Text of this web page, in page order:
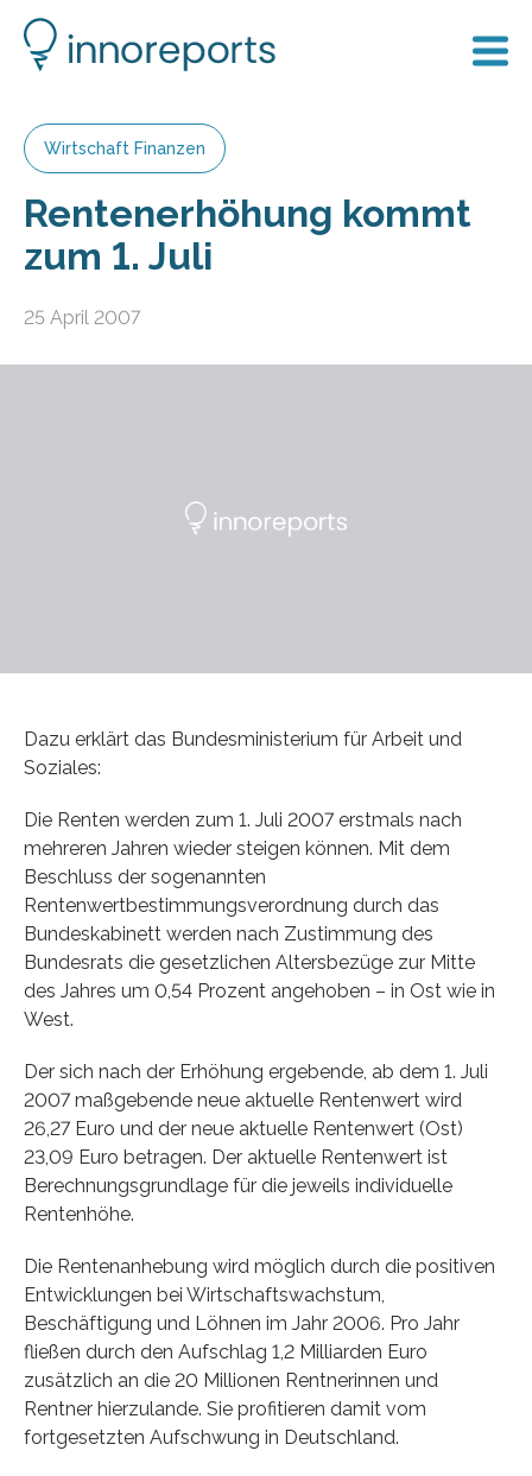
Wirtschaft Finanzen
Rentenerhöhung kommt
zum 1. Juli
25 April 2007
Dazu erklärt das Bundesministerium für Arbeit und
Soziales:
Die Renten werden zum 1. Juli 2007 erstmals nach
mehreren Jahren wieder steigen können. Mit dem
Beschluss der sogenannten
Rentenwertbestimmungsverordnung durch das
Bundeskabinett werden nach Zustimmung des
Bundesrats die gesetzlichen Altersbezüge zur Mitte
des Jahres um 0,54 Prozent angehoben – in Ost wie in
West.
Der sich nach der Erhöhung ergebende, ab dem 1. Juli
2007 maßgebende neue aktuelle Rentenwert wird
26,27 Euro und der neue aktuelle Rentenwert (Ost)
23,09 Euro betragen. Der aktuelle Rentenwert ist
Berechnungsgrundlage für die jeweils individuelle
Rentenhöhe.
Die Rentenanhebung wird möglich durch die positiven
Entwicklungen bei Wirtschaftswachstum,
Beschäftigung und Löhnen im Jahr 2006. Pro Jahr
fließen durch den Aufschlag 1,2 Milliarden Euro
zusätzlich an die 20 Millionen Rentnerinnen und
Rentner hierzulande. Sie profitieren damit vom
fortgesetzten Aufschwung in Deutschland.